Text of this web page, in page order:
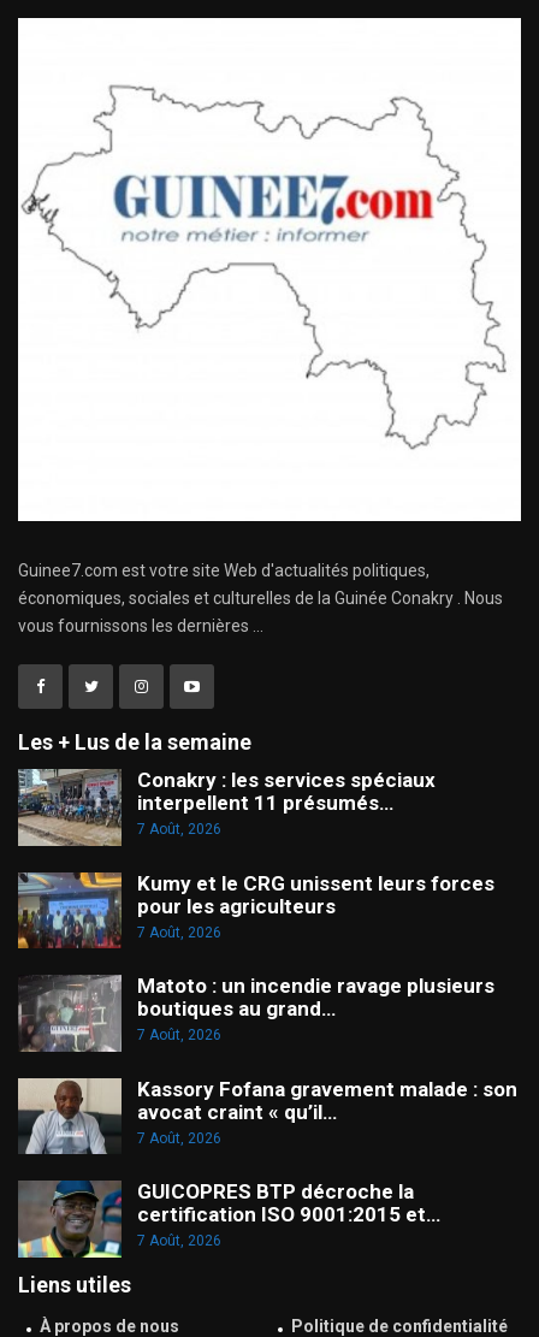
Guinee7.com est votre site Web d'actualités politiques,
économiques, sociales et culturelles de la Guinée Conakry . Nous
vous fournissons les dernières ...
Les + Lus de la semaine
Conakry : les services spéciaux
interpellent 11 présumés…
7 Août, 2026
Kumy et le CRG unissent leurs forces
pour les agriculteurs
7 Août, 2026
Matoto : un incendie ravage plusieurs
boutiques au grand…
7 Août, 2026
Kassory Fofana gravement malade : son
avocat craint « qu’il…
7 Août, 2026
GUICOPRES BTP décroche la
certification ISO 9001:2015 et…
7 Août, 2026
Liens utiles
À propos de nous Politique de confidentialité